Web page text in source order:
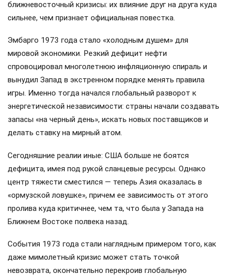
ближневосточный кризисы: их влияние друг на друга куда
сильнее, чем признает официальная повестка.
Эмбарго 1973 года стало «холодным душем» для
мировой экономики. Резкий дефицит нефти
спровоцировал многолетнюю инфляционную спираль и
вынудил Запад в экстренном порядке менять правила
игры. Именно тогда начался глобальный разворот к
энергетической независимости: страны начали создавать
запасы «на черный день», искать новых поставщиков и
делать ставку на мирный атом.
Сегодняшние реалии иные: США больше не боятся
дефицита, имея под рукой сланцевые ресурсы. Однако
центр тяжести сместился — теперь Азия оказалась в
«ормузской ловушке», причем ее зависимость от этого
пролива куда критичнее, чем та, что была у Запада на
Ближнем Востоке полвека назад.
События 1973 года стали наглядным примером того, как
даже мимолетный кризис может стать точкой
невозврата, окончательно перекроив глобальную